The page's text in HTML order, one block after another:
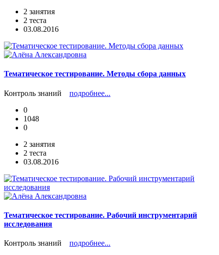
2 занятия
2 теста
03.08.2016
Тематическое тестирование. Методы сбора данных
Контроль знаний подробнее...
0
1048
0
2 занятия
2 теста
03.08.2016
Тематическое тестирование. Рабочий инструментарий
исследования
Контроль знаний подробнее...